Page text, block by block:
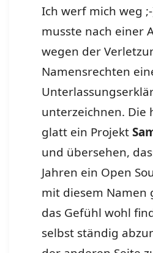
Ich werf mich weg
musste nach einer
wegen der
Namensrechten
unterzeichnen. Die
glatt ein Projekt
und übersehen,
Jahren ein Open
mit diesem Namen
das Gefühl wohl
selbst ständig